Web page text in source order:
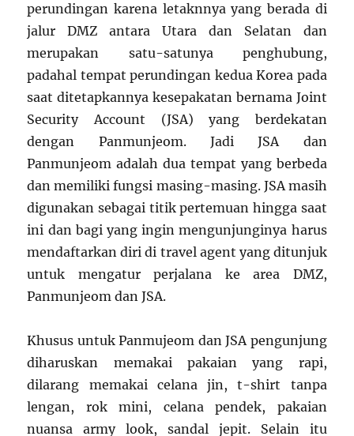
perundingan karena letaknnya yang berada di
jalur DMZ antara Utara dan Selatan dan
merupakan satu-satunya penghubung,
padahal tempat perundingan kedua Korea pada
saat ditetapkannya kesepakatan bernama Joint
Security Account (JSA) yang berdekatan
dengan Panmunjeom. Jadi JSA dan
Panmunjeom adalah dua tempat yang berbeda
dan memiliki fungsi masing-masing. JSA masih
digunakan sebagai titik pertemuan hingga saat
ini dan bagi yang ingin mengunjunginya harus
mendaftarkan diri di travel agent yang ditunjuk
untuk mengatur perjalana ke area DMZ,
Panmunjeom dan JSA.
Khusus untuk Panmujeom dan JSA pengunjung
diharuskan memakai pakaian yang rapi,
dilarang memakai celana jin, t-shirt tanpa
lengan, rok mini, celana pendek, pakaian
nuansa army look, sandal jepit. Selain itu